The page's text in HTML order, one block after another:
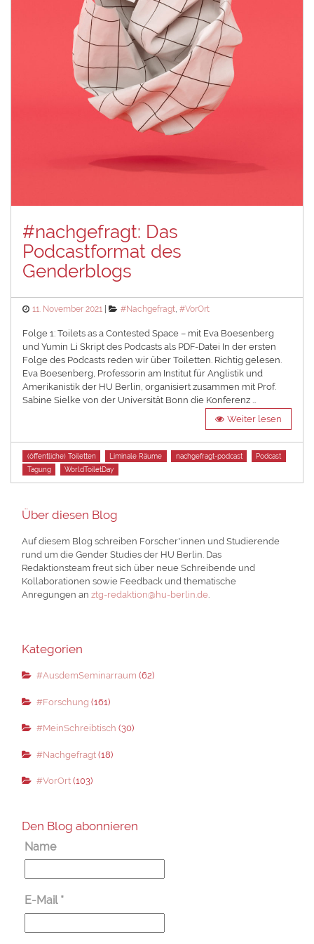
#nachgefragt: Das
Podcastformat des
Genderblogs
Posted
11. November 2021 Categories
#Nachgefragt ,#VorOrt
Folge 1: Toilets as a Contested Space – mit Eva Boesenberg
und Yumin Li Skript des Podcasts als PDF-Datei In der ersten
Folge des Podcasts reden wir über Toiletten. Richtig gelesen.
Eva Boesenberg, Professorin am Institut für Anglistik und
Amerikanistik der HU Berlin, organisiert zusammen mit Prof.
Sabine Sielke von der Universität Bonn die Konferenz …
Weiter lesen
Tags
(öffentliche) Toiletten Liminale Räume nachgefragt-podcast
Podcast
Tagung
WorldToiletDay
Über diesen Blog
Auf diesem Blog schreiben Forscher*innen und Studierende
rund um die Gender Studies der HU Berlin. Das
Redaktionsteam freut sich über neue Schreibende und
Kollaborationen sowie Feedback und thematische
Anregungen anztg-redaktion@hu-berlin.de.
Kategorien
#AusdemSeminarraum (62)
#Forschung (161)
#MeinSchreibtisch (30)
#Nachgefragt(18)
#VorOrt(103)
Den Blog abonnieren
Name
E-Mail *